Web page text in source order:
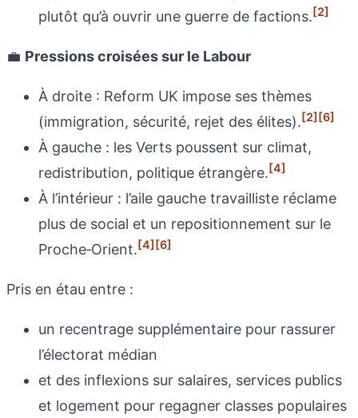
plutôt qu’à ouvrir une guerre de factions.[2]
💼 Pressions croisées sur le Labour
À droite : Reform UK impose ses thèmes
(immigration, sécurité, rejet des élites).[2][6]
À gauche : les Verts poussent sur climat,
redistribution, politique étrangère.[4]
À l’intérieur : l’aile gauche travailliste réclame
plus de social et un repositionnement sur le
Proche‑Orient.[4][6]
Pris en étau entre :
un recentrage supplémentaire pour rassurer
l’électorat médian
et des inflexions sur salaires, services publics
et logement pour regagner classes populaires